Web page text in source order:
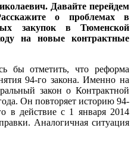
Давайте перейдем
о проблемах в
закупок в Тюменской
на новые контрактные
бы отметить, что реформа
94-го закона. Именно на
закон о Контрактной
Он повторяет историю 94-
в действие с 1 января 2014
Аналогичная ситуация